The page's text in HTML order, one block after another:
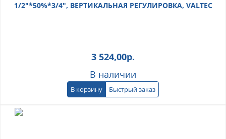
1/2"*50%*3/4", ВЕРТИКАЛЬНАЯ РЕГУЛИРОВКА, VALTEC
3 524,00р.
В наличии
В корзину Быстрый заказ